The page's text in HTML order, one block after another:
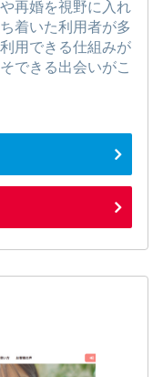
再婚を視野に入れ
着いた利用者が多
用できる仕組みが
できる出会いがこ